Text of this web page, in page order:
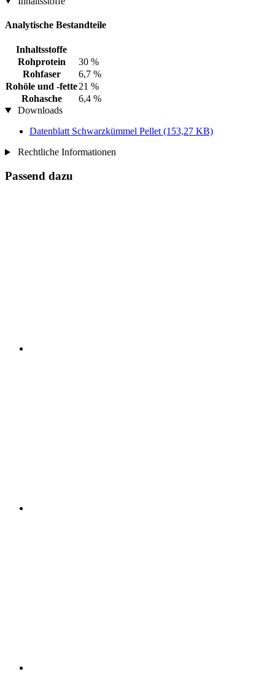
Analytische Bestandteile
Inhaltsstoffe
Rohprotein
30 %
Rohfaser
6,7 %
Rohöle und -fette21 %
Rohasche
6,4 %
Downloads
Datenblatt Schwarzkümmel Pellet (153,27 KB)
Rechtliche Informationen
Passend dazu